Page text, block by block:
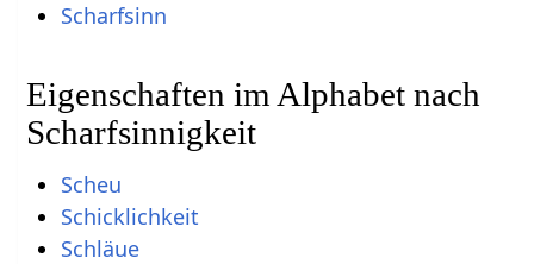
Scharfsinn
Eigenschaften im Alphabet nach
Scharfsinnigkeit
Scheu
Schicklichkeit
Schläue